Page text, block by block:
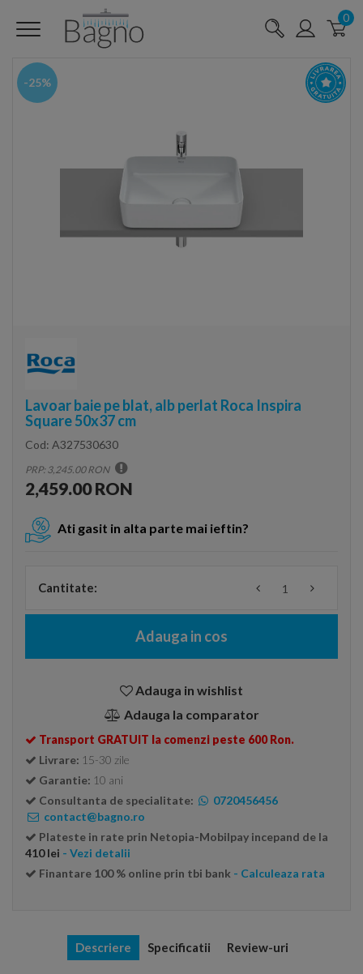
0
-25%
Lavoar baie pe blat, alb perlat Roca Inspira
Square 50x37 cm
Cod: A327530630
PRP: 3,245.00 RON
2,459.00 RON
Ati gasit in alta parte mai ieftin?
Cantitate:
Adauga in cos
Adauga in wishlist
Adauga la comparator
Transport GRATUIT la comenzi peste 600 Ron.
Livrare: 15-30 zile
Garantie: 10 ani
Consultanta de specialitate:
0720456456
contact@bagno.ro
Plateste in rate prin Netopia-Mobilpay incepand de la
410 lei - Vezi detalii
Finantare 100 % online prin tbi bank - Calculeaza rata
Descriere Specificatii Review-uri